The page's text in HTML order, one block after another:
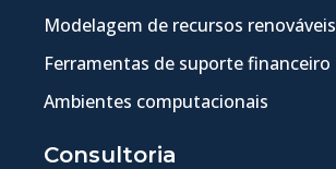
Modelagem de recursos renováveis
Ferramentas de suporte financeiro
Ambientes computacionais
Consultoria